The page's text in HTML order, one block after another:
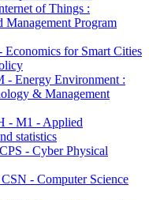
of Things :
Management Program
Economics for Smart Cities
- Energy Environment :
& Management
- M1 - Applied
statistics
- Cyber Physical
- Computer Science